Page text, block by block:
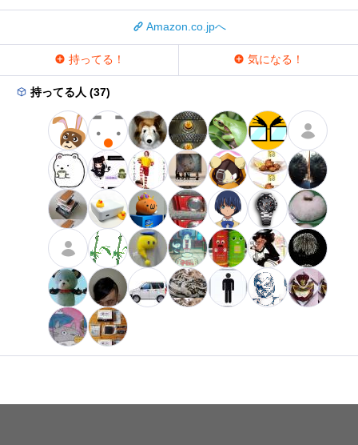
Amazon.co.jpへ
持ってる！ 気になる！
持ってる人 (37)